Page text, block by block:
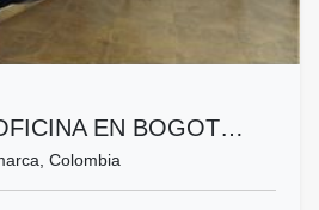
EN BOGOT…
Colombia